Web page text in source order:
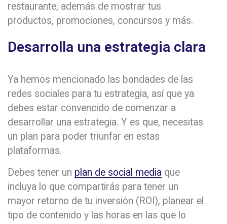
restaurante, además de mostrar tus
productos, promociones, concursos y más.
Desarrolla una estrategia clara
Ya hemos mencionado las bondades de las
redes sociales para tu estrategia, así que ya
debes estar convencido de comenzar a
desarrollar una estrategia. Y es que, necesitas
un plan para poder triunfar en estas
plataformas.
Debes tener un plan de social media que
incluya lo que compartirás para tener un
mayor retorno de tu inversión (ROI), planear el
tipo de contenido y las horas en las que lo